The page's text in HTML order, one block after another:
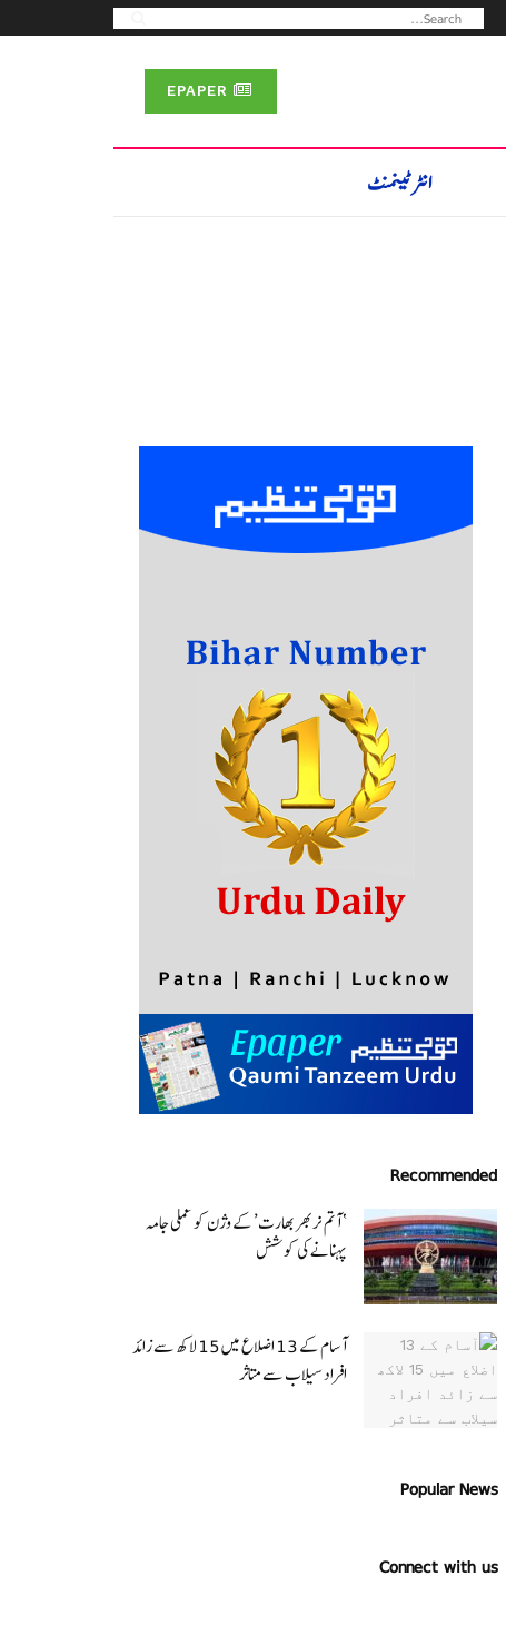
انٹرٹینمنٹ
Recommended
‘ آتم نربھر بھارت’ کے وژن کو عملی جامہ
پہنانے کی کوشش
آسام کے 13 اضلاع میں 15 لاکھ سے زائد
افراد سیلاب سے متاثر
Popular News
Connect with us